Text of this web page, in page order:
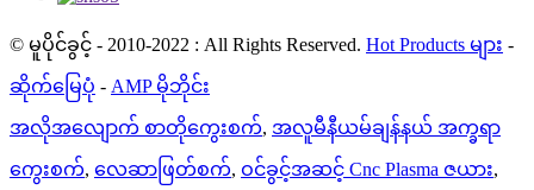
© မူပိုင်ခွင့် - 2010-2022 : All Rights Reserved. Hot Products များ -
ဆိုက်မြေပုံ - AMP မိုဘိုင်း
အလိုအလျောက် စာတိုကွေးစက်, အလူမီနီယမ်ချန်နယ် အက္ခရာ
ကွေးစက်, လေဆာဖြတ်စက်, ဝင်ခွင့်အဆင့် Cnc Plasma ဇယား,